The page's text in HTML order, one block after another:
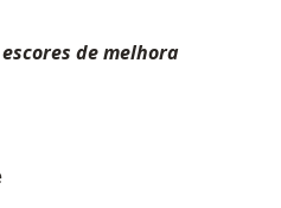
de melhora